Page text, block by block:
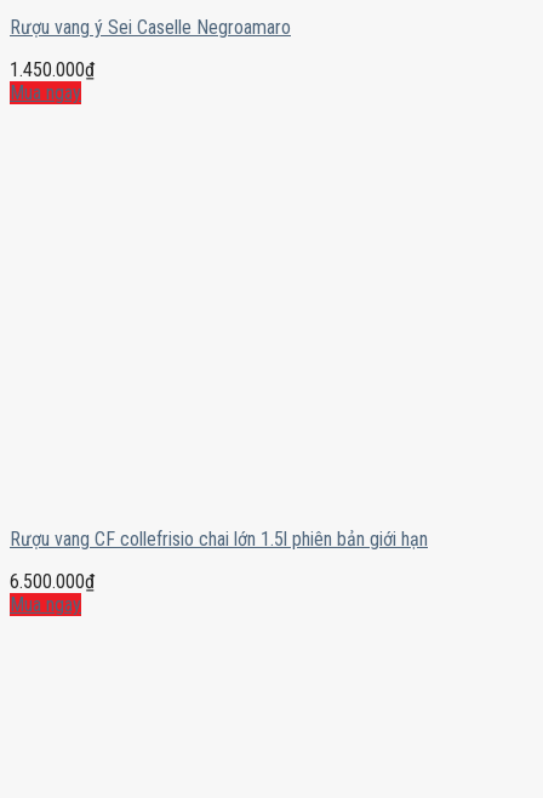
Rượu vang ý Sei Caselle Negroamaro
1.450.000₫
Mua ngay
Rượu vang CF collefrisio chai lớn 1.5l phiên bản giới hạn
6.500.000₫
Mua ngay